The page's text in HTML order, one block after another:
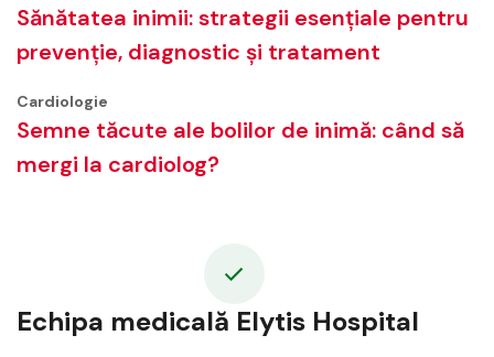
Sănătatea inimii: strategii esențiale pentru
prevenție, diagnostic și tratament
Cardiologie
Semne tăcute ale bolilor de inimă: când să
mergi la cardiolog?
Echipa medicală Elytis Hospital